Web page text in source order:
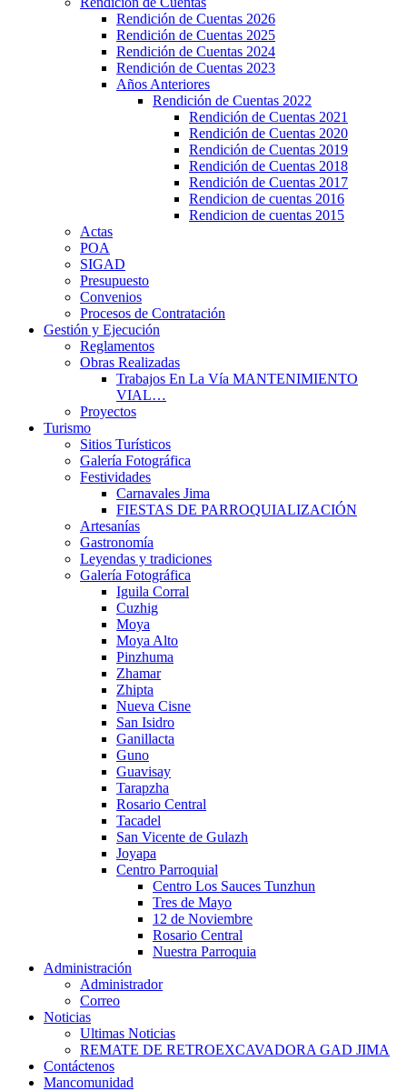
Rendición de Cuentas 2026
Rendición de Cuentas 2025
Rendición de Cuentas 2024
Rendición de Cuentas 2023
Años Anteriores
Rendición de Cuentas 2022
Rendición de Cuentas 2021
Rendición de Cuentas 2020
Rendición de Cuentas 2019
Rendición de Cuentas 2018
Rendición de Cuentas 2017
Rendicion de cuentas 2016
Rendicion de cuentas 2015
Actas
POA
SIGAD
Presupuesto
Convenios
Procesos de Contratación
Gestión y Ejecución
Reglamentos
Obras Realizadas
Trabajos En La Vía MANTENIMIENTO
VIAL…
Proyectos
Turismo
Sitios Turísticos
Galería Fotográfica
Festividades
Carnavales Jima
FIESTAS DE PARROQUIALIZACIÓN
Artesanías
Gastronomía
Leyendas y tradiciones
Galería Fotográfica
Iguila Corral
Cuzhig
Moya
Moya Alto
Pinzhuma
Zhamar
Zhipta
Nueva Cisne
San Isidro
Ganillacta
Guno
Guavisay
Tarapzha
Rosario Central
Tacadel
San Vicente de Gulazh
Joyapa
Centro Parroquial
Centro Los Sauces Tunzhun
Tres de Mayo
12 de Noviembre
Rosario Central
Nuestra Parroquia
Administración
Administrador
Correo
Noticias
Ultimas Noticias
REMATE DE RETROEXCAVADORA GAD JIMA
Contáctenos
Mancomunidad